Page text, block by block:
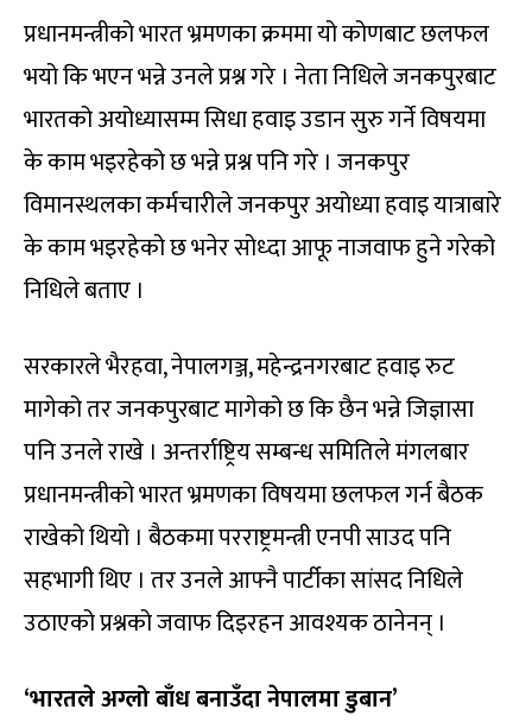
प्रधानमन्त्रीको भारत भ्रमणका क्रममा यो कोणबाट छलफल
भयो कि भएन भन्ने उनले प्रश्न गरे । नेता निधिले जनकपुरबाट
भारतको अयोध्यासम्म सिधा हवाइ उडान सुरु गर्ने विषयमा
के काम भइरहेको छ भन्ने प्रश्न पनि गरे । जनकपुर
विमानस्थलका कर्मचारीले जनकपुर अयोध्या हवाइ यात्राबारे
के काम भइरहेको छ भनेर सोध्दा आफू नाजवाफ हुने गरेको
निधिले बताए ।
सरकारले भैरहवा, नेपालगञ्ज, महेन्द्रनगरबाट हवाइ रुट
मागेको तर जनकपुरबाट मागेको छ कि छैन भन्ने जिज्ञासा
पनि उनले राखे । अन्तर्राष्ट्रिय सम्बन्ध समितिले मंगलबार
प्रधानमन्त्रीको भारत भ्रमणका विषयमा छलफल गर्न बैठक
राखेको थियो । बैठकमा परराष्ट्रमन्त्री एनपी साउद पनि
सहभागी थिए । तर उनले आफ्नै पार्टीका सांसद निधिले
उठाएको प्रश्नको जवाफ दिइरहन आवश्यक ठानेनन् ।
‘भारतले अग्लो बाँध बनाउँदा नेपालमा डुबान’